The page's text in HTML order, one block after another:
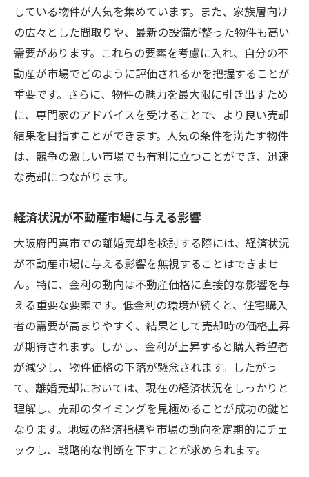
している物件が人気を集めています。また、家族層向け
の広々とした間取りや、最新の設備が整った物件も高い
需要があります。これらの要素を考慮に入れ、自分の不
動産が市場でどのように評価されるかを把握することが
重要です。さらに、物件の魅力を最大限に引き出すため
に、専門家のアドバイスを受けることで、より良い売却
結果を目指すことができます。人気の条件を満たす物件
は、競争の激しい市場でも有利に立つことができ、迅速
な売却につながります。
経済状況が不動産市場に与える影響
大阪府門真市での離婚売却を検討する際には、経済状況
が不動産市場に与える影響を無視することはできませ
ん。特に、金利の動向は不動産価格に直接的な影響を与
える重要な要素です。低金利の環境が続くと、住宅購入
者の需要が高まりやすく、結果として売却時の価格上昇
が期待されます。しかし、金利が上昇すると購入希望者
が減少し、物件価格の下落が懸念されます。したがっ
て、離婚売却においては、現在の経済状況をしっかりと
理解し、売却のタイミングを見極めることが成功の鍵と
なります。地域の経済指標や市場の動向を定期的にチェ
ックし、戦略的な判断を下すことが求められます。